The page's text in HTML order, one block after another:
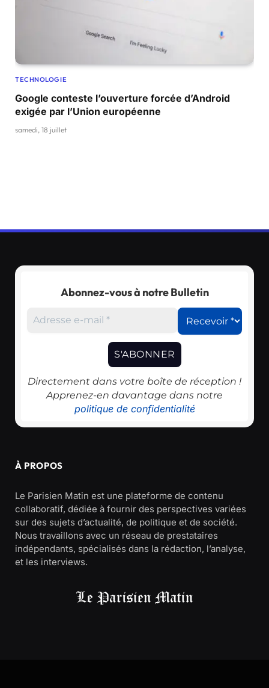
TECHNOLOGIE
Google conteste l’ouverture forcée d’Android
exigée par l’Union européenne
samedi, 18 juillet
Abonnez-vous à notre Bulletin
Directement dans votre boîte de réception !
Apprenez-en davantage dans notre
politique de confidentialité
À PROPOS
Le Parisien Matin est une plateforme de contenu
collaboratif, dédiée à fournir des perspectives variées
sur des sujets d’actualité, de politique et de société.
Nous travaillons avec un réseau de prestataires
indépendants, spécialisés dans la rédaction, l’analyse,
et les interviews.